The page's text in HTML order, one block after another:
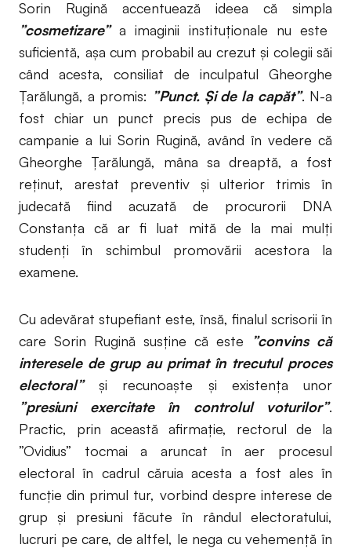
Sorin Rugină accentuează ideea că simpla
”cosmetizare”a imaginii instituționale nu este
suficientă, așa cum probabil au crezut și colegii săi
când acesta, consiliat de inculpatul Gheorghe
Țarălungă, a promis: ”Punct. Și de la capăt”. N-a
fost chiar un punct precis pus de echipa de
campanie a lui Sorin Rugină, având în vedere că
Gheorghe Țarălungă, mâna sa dreaptă, a fost
reținut, arestat preventiv și ulterior trimis în
judecată fiind acuzată de procurorii DNA
Constanța că ar fi luat mită de la mai mulți
studenți în schimbul promovării acestora la
examene.
Cu adevărat stupefiant este, însă, finalul scrisorii în
care Sorin Rugină susține că este
”convins că
interesele de grup au primat în trecutul proces
electoral”
și recunoaște și existența unor
”presiuni exercitate în controlul voturilor”.
Practic, prin această afirmație, rectorul de la
”Ovidius” tocmai a aruncat în aer procesul
electoral în cadrul căruia acesta a fost ales în
funcție din primul tur, vorbind despre interese de
grup și presiuni făcute în rândul electoratului,
lucruri pe care, de altfel, le nega cu vehemență în